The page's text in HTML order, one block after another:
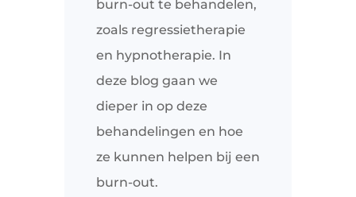
burn-out te behandelen,
zoals regressietherapie
en hypnotherapie. In
deze blog gaan we
dieper in op deze
behandelingen en hoe
ze kunnen helpen bij een
burn-out.